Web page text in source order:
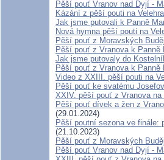
Pěší pouť Vranov nad Dyjí -
Kázání z pěší pouti na
Jak jsme putovali k Panně
Nová hymna pěší pouti na
Pěší pouť z Moravských
Pěší pouť z Vranova k Panně
Jak jsme putovaly do
Pěší pouť z Vranova k Panně
Video z XXIII. pěší pouti na
Pěší pouť ke svatému
XXIV. pěší pouť z Vranova
Pěší pouť dívek a žen z
(29.01.2024)
Pěší poutní sezona ve finále:
(21.10.2023)
Pěší pouť z Moravských
Pěší pouť Vranov nad Dyjí -